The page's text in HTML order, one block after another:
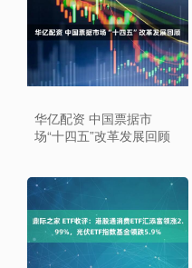
华亿配资 中国票据市
场“十四五”改革发展回顾